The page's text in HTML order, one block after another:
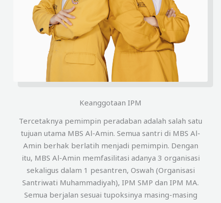
Keanggotaan IPM
Tercetaknya pemimpin peradaban adalah salah satu
tujuan utama MBS Al-Amin. Semua santri di MBS Al-
Amin berhak berlatih menjadi pemimpin. Dengan
itu, MBS Al-Amin memfasilitasi adanya 3 organisasi
sekaligus dalam 1 pesantren, Oswah (Organisasi
Santriwati Muhammadiyah), IPM SMP dan IPM MA.
Semua berjalan sesuai tupoksinya masing-masing